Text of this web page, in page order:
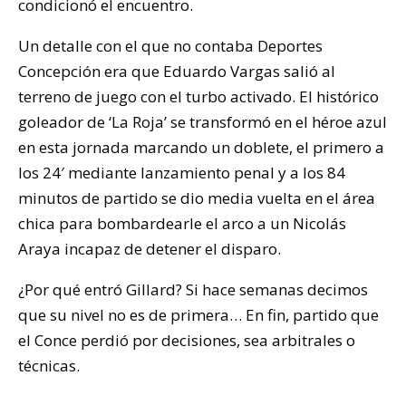
condicionó el encuentro.
Un detalle con el que no contaba Deportes
Concepción era que Eduardo Vargas salió al
terreno de juego con el turbo activado. El histórico
goleador de ‘La Roja’ se transformó en el héroe azul
en esta jornada marcando un doblete, el primero a
los 24′ mediante lanzamiento penal y a los 84
minutos de partido se dio media vuelta en el área
chica para bombardearle el arco a un Nicolás
Araya incapaz de detener el disparo.
¿Por qué entró Gillard? Si hace semanas decimos
que su nivel no es de primera… En fin, partido que
el Conce perdió por decisiones, sea arbitrales o
técnicas.